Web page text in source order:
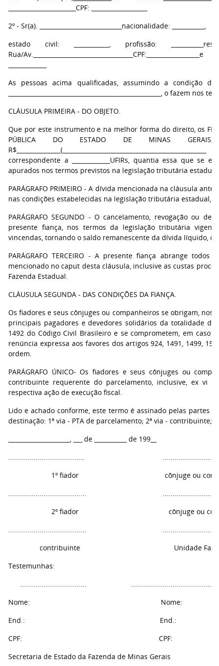
_______________________CPF: ___________________
2º - Sr(a). ____________________________nacionalidade: ___________,
estado civil: ____________, profissão:
Rua/
As pessoas acima qualificadas, assumindo a condição
____________________________________________________, o fazem
CLÁUSULA PRIMEIRA - DO OBJETO.
Que por este instrumento e na melhor forma do direito, os
PÚBLICA DO ESTADO DE MINAS
correspondente a _____________UFIRs, quantia essa que
apurados nos termos previstos na legislação tributária
PARÁGRAFO PRIMEIRO - A dívida mencionada na cláusula
nas condições estabelecidas na legislação tributária estadual,
PARÁGRAFO SEGUNDO - O cancelamento, revogação ou
presente fiança, nos termos da legislação tributária
vincendas, tornando o saldo remanescente da dívida líquido,
PARÁGRAFO TERCEIRO - A presente fiança abrange
mencionado no caput desta cláusula, inclusive as custas
Fazenda Estadual.
CLÁUSULA SEGUNDA - DAS CONDIÇÕES DA FIANÇA.
Os fiadores e seus cônjuges ou companheiros se obrigam, nos
principais pagadores e devedores solidários da totalidade
1492 do Código Civil Brasileiro e se comprometem, em
renúncia expressa aos favores dos artigos 924, 1491, 1499,
ordem.
PARÁGRAFO ÚNICO- Os fiadores e seus cônjuges ou
contribuinte requerente do parcelamento, inclusive, ex vi
respectiva ação de execução fiscal.
Lido e achado conforme, este termo é assinado pelas partes
destinação: 1ª via - PTA de parcelamento; 2ª via - contribuinte;
_____________________, ___ de ___________ de 199__
.......................................
1º fiador cônjuge ou
........................................
2º fiador cônjuge ou
........................................
contribuinte Unidade
Testemunhas:
..................................
Nome: Nome:
End.: End.:
CPF: CPF:
Secretaria de Estado da Fazenda de Minas Gerais